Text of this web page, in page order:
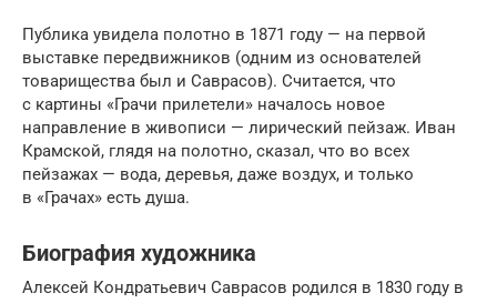
Публика увидела полотно в 1871 году — на первой
выставке передвижников (одним из основателей
товарищества был и Саврасов). Считается, что
с картины «Грачи прилетели» началось новое
направление в живописи — лирический пейзаж. Иван
Крамской, глядя на полотно, сказал, что во всех
пейзажах — вода, деревья, даже воздух, и только
в «Грачах» есть душа.
Биография художника
Алексей Кондратьевич Саврасов родился в 1830 году в